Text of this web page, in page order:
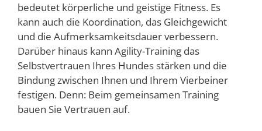
bedeutet körperliche und geistige Fitness. Es
kann auch die Koordination, das Gleichgewicht
und die Aufmerksamkeitsdauer verbessern.
Darüber hinaus kann Agility-Training das
Selbstvertrauen Ihres Hundes stärken und die
Bindung zwischen Ihnen und Ihrem Vierbeiner
festigen. Denn: Beim gemeinsamen Training
bauen Sie Vertrauen auf.